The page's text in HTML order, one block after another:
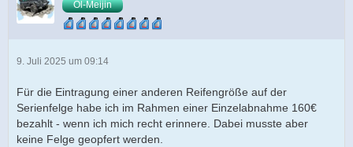
Öl-Meijin
9. Juli 2025 um 09:14
Für die Eintragung einer anderen Reifengröße auf der
Serienfelge habe ich im Rahmen einer Einzelabnahme 160€
bezahlt - wenn ich mich recht erinnere. Dabei musste aber
keine Felge geopfert werden.